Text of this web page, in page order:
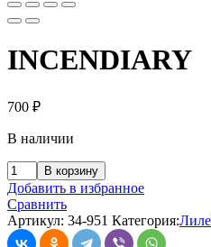
INCENDIARY
700 ₽
В наличии
В корзину
Добавить в избранное
Сравнить
Артикул: 34-951 Категория: